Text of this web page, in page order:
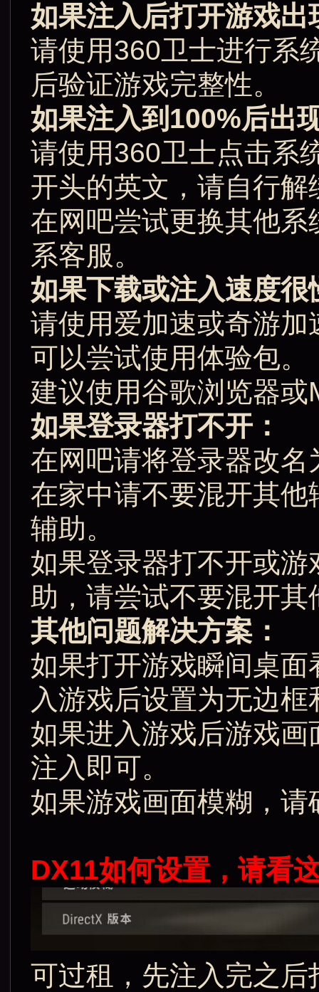
如果注入后打开游戏出
请使用360卫士进行系
后验证游戏完整性。
如果注入到100%后出
请使用360卫士点击系
开头的英文，请自行解
在网吧尝试更换其他
系客服。
如果下载或注入速度很
请使用爱加速或奇游
可以尝试使用体验包。
建议使用谷歌浏览器
如果登录器打不开：
在网吧请将登录器改名
在家中请不要混开其
辅助。
如果登录器打不开或
助，请尝试不要混开其
其他问题解决方案：
如果打开游戏瞬间桌
入游戏后设置为无边框
如果进入游戏后游戏
注入即可。
如果游戏画面模糊，
DX11如何设置，请看
可过租，先注入完之后